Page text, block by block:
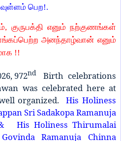
வுள்ளம் பெற!.
குருபக்தி எனும் நற்குணங்கள்
அனந்தாழ்வான் எனும்
!!
972nd
Birth celebrations
was celebrated here at
organized.His Holiness
Sri Sadakopa Ramanuja
His Holiness Thirumalai
Ramanuja Chinna